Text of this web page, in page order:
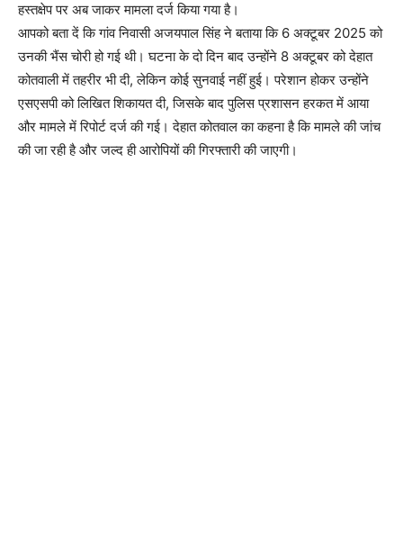
हस्तक्षेप पर अब जाकर मामला दर्ज किया गया है।
आपको बता दें कि गांव निवासी अजयपाल सिंह ने बताया कि 6 अक्टूबर 2025 को
उनकी भैंस चोरी हो गई थी। घटना के दो दिन बाद उन्होंने 8 अक्टूबर को देहात
कोतवाली में तहरीर भी दी, लेकिन कोई सुनवाई नहीं हुई। परेशान होकर उन्होंने
एसएसपी को लिखित शिकायत दी, जिसके बाद पुलिस प्रशासन हरकत में आया
और मामले में रिपोर्ट दर्ज की गई। देहात कोतवाल का कहना है कि मामले की जांच
की जा रही है और जल्द ही आरोपियों की गिरफ्तारी की जाएगी।